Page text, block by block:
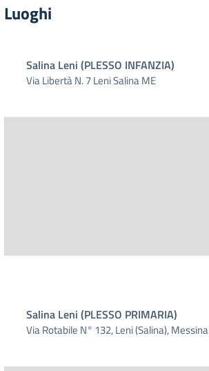
Luoghi
Salina Leni (PLESSO INFANZIA)
Via Libertà N. 7 Leni Salina ME
Salina Leni (PLESSO PRIMARIA)
Via Rotabile N° 132, Leni (Salina), Messina